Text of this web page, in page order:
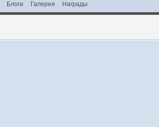
Блоги Галерея Награды